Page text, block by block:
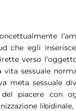
che egli
verso
sessuale
meta sessuale
piacere con
libidinale,